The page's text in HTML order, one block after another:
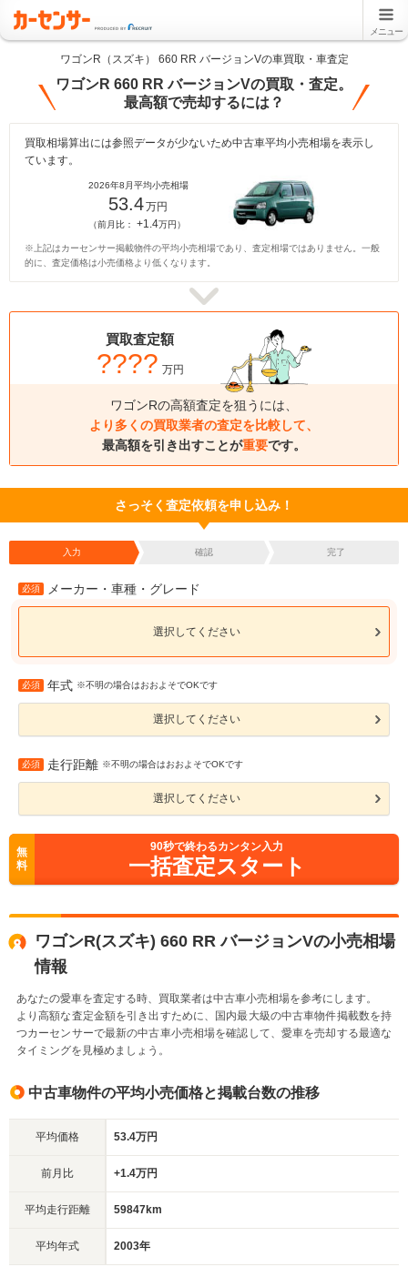
メニュー
ワゴンR（スズキ） 660 RR バージョンVの車買取・車査定
ワゴンR 660 RR バージョンVの買取・査定。
最高額で売却するには？
買取相場算出には参照データが少ないため中古車平均小売相場を表示し
ています。
2026年8月平均小売相場
53.4万円
（前月比： +1.4万円）
※上記はカーセンサー掲載物件の平均小売相場であり、査定相場ではありません。一般
的に、査定価格は小売価格より低くなります。
買取査定額
???? 万円
ワゴンRの高額査定を狙うには、
より多くの買取業者の査定を比較して、
最高額を引き出すことが重要です。
さっそく査定依頼を申し込み！
入力 確認 完了
必須 メーカー・車種・グレード
選択してください
必須 年式 ※不明の場合はおおよそでOKです
選択してください
必須 走行距離 ※不明の場合はおおよそでOKです
選択してください
無
料
90秒で終わるカンタン入力
一括査定スタート
ワゴンR(スズキ) 660 RR バージョンVの小売相場
情報
あなたの愛車を査定する時、買取業者は中古車小売相場を参考にします。
より高額な査定金額を引き出すために、国内最大級の中古車物件掲載数を持
つカーセンサーで最新の中古車小売相場を確認して、愛車を売却する最適な
タイミングを見極めましょう。
中古車物件の平均小売価格と掲載台数の推移
平均価格 53.4万円
前月比 +1.4万円
平均走行距離 59847km
平均年式 2003年